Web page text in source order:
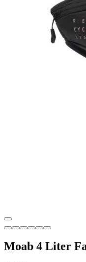
Moab 4 Liter